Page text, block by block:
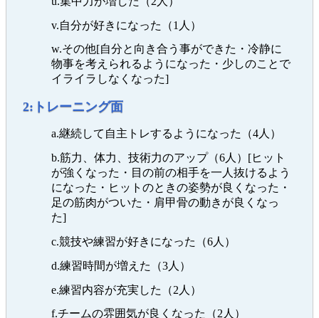
v.自分が好きになった（1人）
w.その他[自分と向き合う事ができた・冷静に
物事を考えられるようになった・少しのことで
イライラしなくなった]
2:トレーニング面
a.継続して自主トレするようになった（4人）
b.筋力、体力、技術力のアップ（6人）[ヒット
が強くなった・目の前の相手を一人抜けるよう
になった・ヒットのときの姿勢が良くなった・
足の筋肉がついた・肩甲骨の動きが良くなっ
た]
c.競技や練習が好きになった（6人）
d.練習時間が増えた（3人）
e.練習内容が充実した（2人）
f.チームの雰囲気が良くなった（2人）